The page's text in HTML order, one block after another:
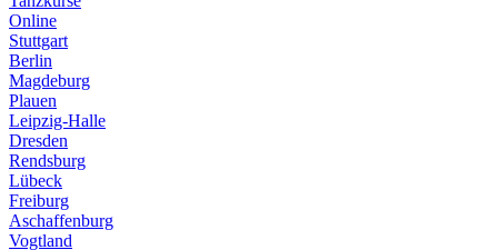
Online
Stuttgart
Berlin
Magdeburg
Plauen
Leipzig-Halle
Dresden
Rendsburg
Lübeck
Freiburg
Aschaffenburg
Vogtland